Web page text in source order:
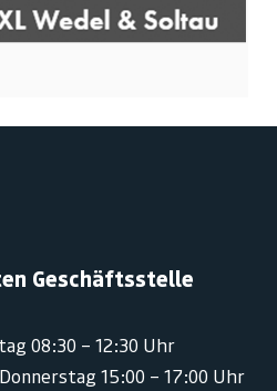
Geschäftsstelle
08:30 – 12:30 Uhr
15:00 – 17:00 Uhr